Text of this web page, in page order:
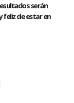
serán
feliz de estar en